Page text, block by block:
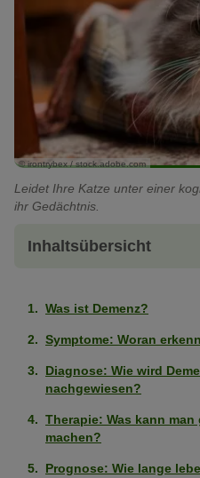
© irontrybex / stock.adobe.com
Leidet Ihre Katze unter einer
ihr Gedächtnis.
Inhaltsübersicht
Was ist Demenz?
Symptome: Woran
Diagnose: Wie wird
nachgewiesen?
Therapie: Was kann
machen?
Prognose: Wie lange